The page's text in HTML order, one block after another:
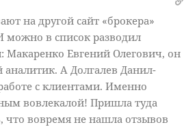
на другой сайт «брокера»
можно в список разводил
Макаренко Евгений Олегович, он
А Долгалев Данил-
с клиентами. Именно
вовлекалой! Пришла туда
что вовремя не нашла отзывов